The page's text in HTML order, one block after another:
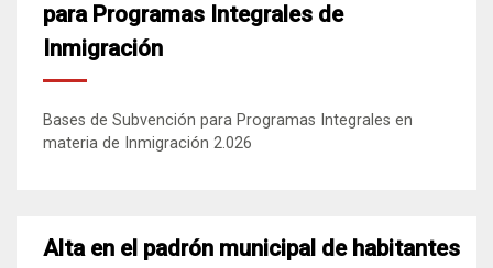
para Programas Integrales de
Inmigración
Bases de Subvención para Programas Integrales en
materia de Inmigración 2.026
Alta en el padrón municipal de habitantes